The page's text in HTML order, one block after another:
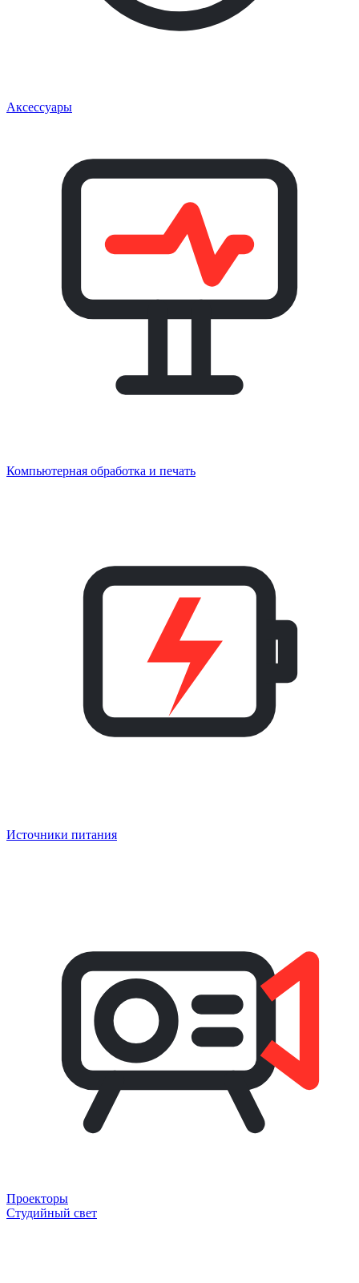
Аксессуары
Компьютерная обработка и печать
Источники питания
Проекторы
Студийный свет